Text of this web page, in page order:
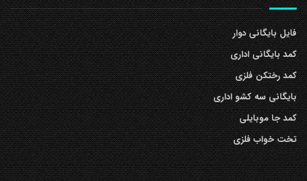
فایل بایگانی دوار
کمد بایگانی اداری
کمد رختکن فلزی
بایگانی سه کشو اداری
کمد جا موبایلی
تخت خواب فلزی